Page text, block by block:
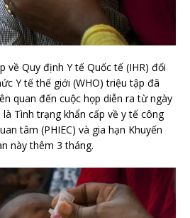
về Quy định Y tế Quốc tế (IHR) đối
Y tế thế giới (WHO) triệu tập đã
quan đến cuộc họp diễn ra từ ngày
Tình trạng khẩn cấp về y tế công
tâm (PHIEC) và gia hạn Khuyến
này thêm 3 tháng.